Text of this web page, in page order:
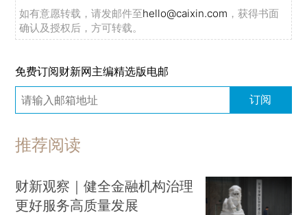
如有意愿转载，请发邮件至hello@caixin.com ，获得书面
确认及授权后，方可转载。
免费订阅财新网主编精选版电邮
订阅
推荐阅读
财新观察｜健全金融机构治理
更好服务高质量发展